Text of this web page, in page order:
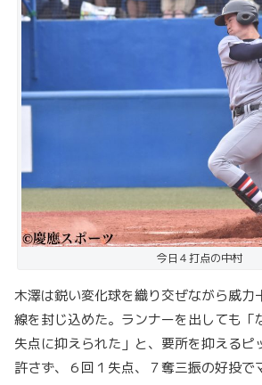
今日４打点の中村
木澤は鋭い変化球を織り交ぜながら威力
線を封じ込めた。ランナーを出しても「
失点に抑えられた」と、要所を抑えるピ
許さず、６回１失点、７奪三振の好投で